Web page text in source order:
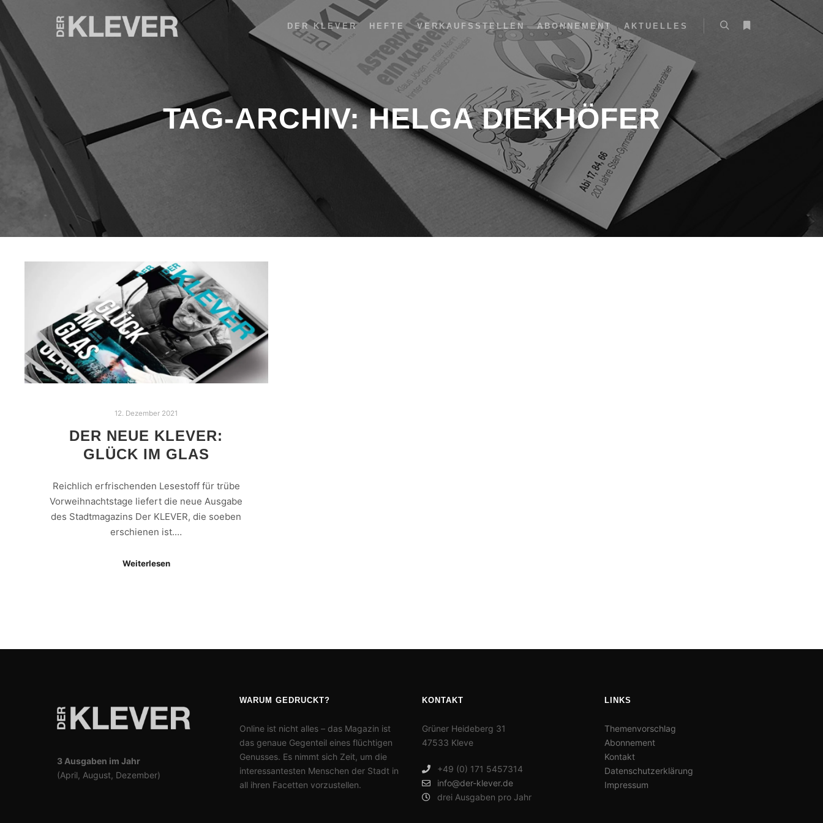
DER KLEVER HEFTE VERKAUFSSTELLEN ABONNEMENT AKTUELLES
TAG-ARCHIV:HELGA DIEKHÖFER
12. Dezember 2021
DER NEUE KLEVER:
GLÜCK IM GLAS
Reichlich erfrischenden Lesestoff für trübe
Vorweihnachtstage liefert die neue Ausgabe
des Stadtmagazins Der KLEVER, die soeben
erschienen ist.…
Weiterlesen
3 Ausgaben im Jahr
(April, August, Dezember)
WARUM GEDRUCKT?
Online ist nicht alles – das Magazin ist
das genaue Gegenteil eines flüchtigen
Genusses. Es nimmt sich Zeit, um die
interessantesten Menschen der Stadt in
all ihren Facetten vorzustellen.
KONTAKT
Grüner Heideberg 31
47533 Kleve
+49 (0) 171 5457314
info@der-klever.de
drei Ausgaben pro Jahr
LINKS
Themenvorschlag
Abonnement
Kontakt
Datenschutzerklärung
Impressum